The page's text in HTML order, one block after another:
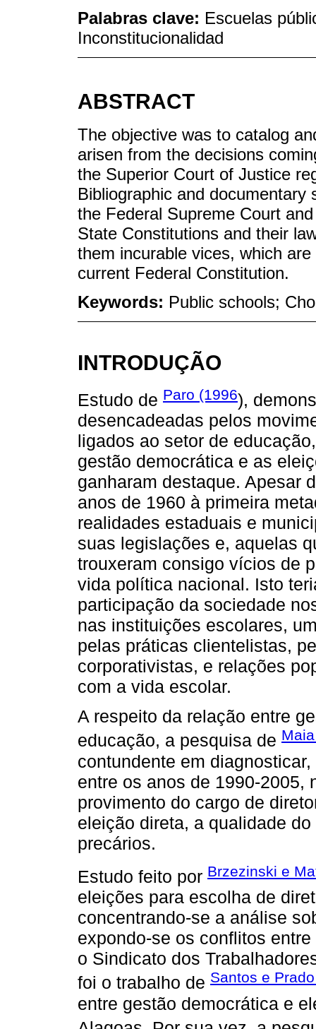
Palabras clave: Escuelas
Inconstitucionalidad
ABSTRACT
The objective was to catalog
arisen from the decisions
the Superior Court of Justice
Bibliographic and
the Federal Supreme Court
State Constitutions and their
them incurable vices, which
current Federal Constitution.
Keywords: Public schools;
INTRODUÇÃO
Estudo de Paro (1996),
desencadeadas pelos
ligados ao setor de
gestão democrática e as
ganharam destaque. Apesar
anos de 1960 à primeira
realidades estaduais e
suas legislações e, aquelas
trouxeram consigo vícios de
vida política nacional. Isto
participação da sociedade
nas instituições escolares,
pelas práticas clientelistas,
corporativistas, e relações
com a vida escolar.
A respeito da relação entre
educação, a pesquisa de
contundente em
entre os anos de 1990-2005,
provimento do cargo de
eleição direta, a qualidade
precários.
Estudo feito por Brzezinski e
eleições para escolha de
concentrando-se a análise
expondo-se os conflitos
o Sindicato dos
foi o trabalho de Santos e
entre gestão democrática e